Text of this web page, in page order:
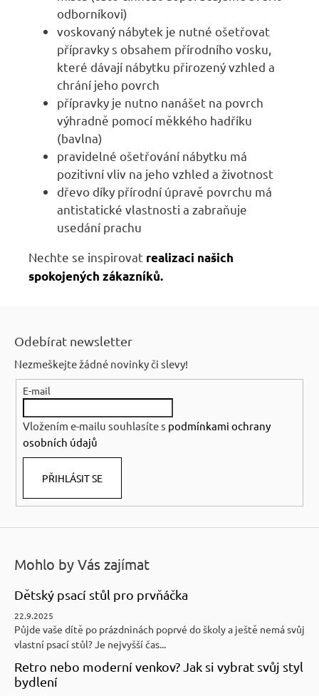
odborníkovi)
voskovaný nábytek je nutné ošetřovat
přípravky s obsahem přírodního vosku,
které dávají nábytku přirozený vzhled a
chrání jeho povrch
přípravky je nutno nanášet na povrch
výhradně pomocí měkkého hadříku
(bavlna)
pravidelné ošetřování nábytku má
pozitivní vliv na jeho vzhled a životnost
dřevo díky přírodní úpravě povrchu má
antistatické vlastnosti a zabraňuje
usedání prachu
Nechte se inspirovat realizaci našich
spokojených zákazníků.
Odebírat newsletter
Nezmeškejte žádné novinky či slevy!
E-mail
Vložením e-mailu souhlasíte s podmínkami ochrany
osobních údajů
PŘIHLÁSIT SE
Mohlo by Vás zajímat
Dětský psací stůl pro prvňáčka
22.9.2025
Půjde vaše dítě po prázdninách poprvé do školy a ještě nemá svůj
vlastní psací stůl? Je nejvyšší čas...
Retro nebo moderní venkov? Jak si vybrat svůj styl
bydlení